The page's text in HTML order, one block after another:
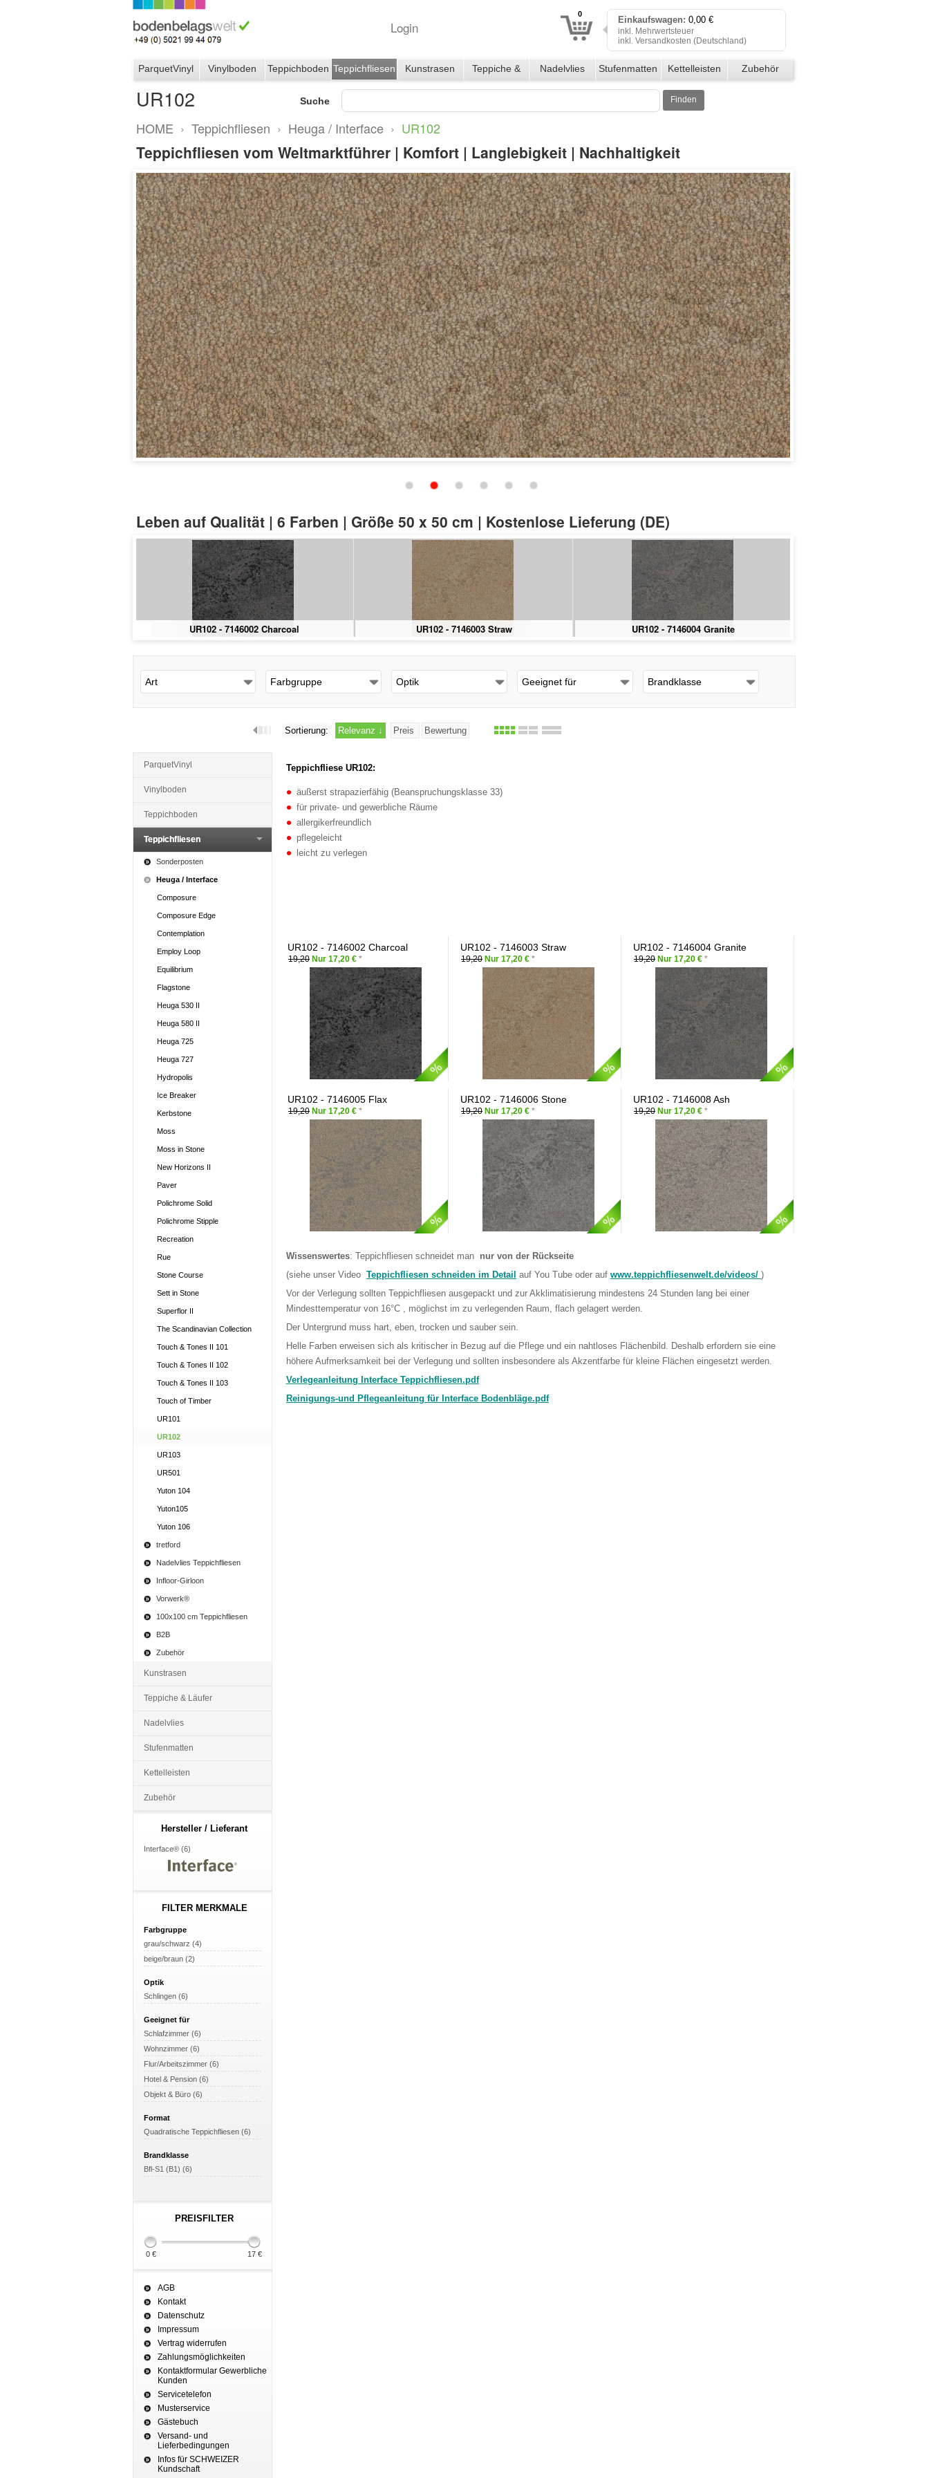
Login Einkaufswagen: 0,00 €
inkl. Mehrwertsteuer
inkl. Versandkosten (Deutschland)
Einkaufswagen anzeigen
Zur Kasse
Klicken Sie auf "Kaufen", um Ihre
Bestellung erfolgreich!
Auf Wiedersehen!
0
ParquetVinyl Vinylboden Teppichboden Teppichfliesen Kunstrasen
Teppiche &
Läufer
Nadelvlies Stufenmatten Kettelleisten Zubehör
UR102 Suche Finden
HOME › Teppichfliesen › Heuga / Interface › UR102
Teppichfliesen vom Weltmarktführer | Komfort | Langlebigkeit | Nachhaltigkeit
UR102
7146003 Straw
Leben auf Qualität | 6 Farben | Größe 50 x 50 cm | Kostenlose Lieferung (DE)
UR102 - 7146002 Charcoal UR102 - 7146003 Straw UR102 - 7146004 Granite
Art Farbgruppe Optik Geeignet für Brandklasse
Sortierung: Relevanz ↓ Preis Bewertung
ParquetVinyl
Vinylboden
Teppichboden
Teppichfliesen
Sonderposten
Heuga / Interface
Composure
Composure Edge
Contemplation
Employ Loop
Equilibrium
Flagstone
Heuga 530 II
Heuga 580 II
Heuga 725
Heuga 727
Hydropolis
Ice Breaker
Kerbstone
Moss
Moss in Stone
New Horizons II
Paver
Polichrome Solid
Polichrome Stipple
Recreation
Rue
Stone Course
Sett in Stone
Superflor II
The Scandinavian Collection
Touch & Tones II 101
Touch & Tones II 102
Touch & Tones II 103
Touch of Timber
UR101
UR102
UR103
UR501
Yuton 104
Yuton105
Yuton 106
tretford
Nadelvlies Teppichfliesen
Infloor-Girloon
Vorwerk®
100x100 cm Teppichfliesen
B2B
Zubehör
Kunstrasen
Teppiche & Läufer
Nadelvlies
Stufenmatten
Kettelleisten
Zubehör
Hersteller / Lieferant
Interface® (6)
FILTER MERKMALE
Farbgruppe
grau/schwarz (4)
beige/braun (2)
Optik
Schlingen (6)
Geeignet für
Schlafzimmer (6)
Wohnzimmer (6)
Flur/Arbeitszimmer (6)
Hotel & Pension (6)
Objekt & Büro (6)
Format
Quadratische Teppichfliesen (6)
Brandklasse
Bfl-S1 (B1) (6)
PREISFILTER
0 € 17 €
AGB
Kontakt
Datenschutz
Impressum
Vertrag widerrufen
Zahlungsmöglichkeiten
Kontaktformular Gewerbliche
Kunden
Servicetelefon
Musterservice
Gästebuch
Versand- und
Lieferbedingungen
Infos für SCHWEIZER
Kundschaft
Teppichfliese UR102:
äußerst strapazierfähig (Beanspruchungsklasse 33)
für private- und gewerbliche Räume
allergikerfreundlich
pflegeleicht
leicht zu verlegen
UR102 - 7146002 Charcoal
19,20 Nur 17,20 € *
UR102 - 7146003 Straw
19,20 Nur 17,20 € *
UR102 - 7146004 Granite
19,20 Nur 17,20 € *
UR102 - 7146005 Flax
19,20 Nur 17,20 € *
UR102 - 7146006 Stone
19,20 Nur 17,20 € *
UR102 - 7146008 Ash
19,20 Nur 17,20 € *
Wissenswertes: Teppichfliesen schneidet man nur von der Rückseite
(siehe unser Video Teppichfliesen schneiden im Detail auf You Tube oder auf www.teppichfliesenwelt.de/videos/ )
Vor der Verlegung sollten Teppichfliesen ausgepackt und zur Akklimatisierung mindestens 24 Stunden lang bei einer
Mindesttemperatur von 16°C , möglichst im zu verlegenden Raum, flach gelagert werden.
Der Untergrund muss hart, eben, trocken und sauber sein.
Helle Farben erweisen sich als kritischer in Bezug auf die Pflege und ein nahtloses Flächenbild. Deshalb erfordern sie eine
höhere Aufmerksamkeit bei der Verlegung und sollten insbesondere als Akzentfarbe für kleine Flächen eingesetzt werden.
Verlegeanleitung Interface Teppichfliesen.pdf
Reinigungs-und Pflegeanleitung für Interface Bodenbläge.pdf
Schließen